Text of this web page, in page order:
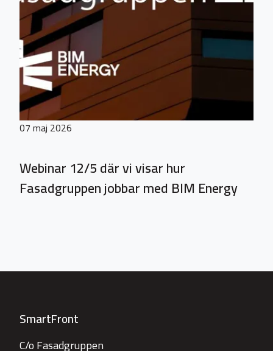
07 maj 2026
Webinar 12/5 där vi visar hur
Fasadgruppen jobbar med BIM Energy
SmartFront
C/o Fasadgruppen